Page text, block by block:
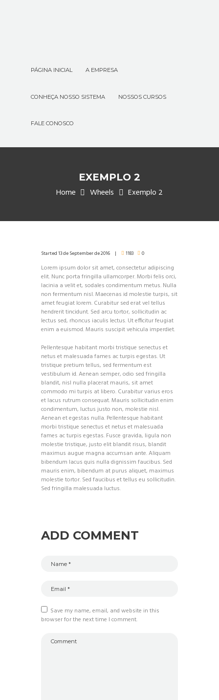
PÁGINA INICIAL A EMPRESA
CONHEÇA NOSSO SISTEMA NOSSOS CURSOS
FALE CONOSCO
EXEMPLO 2
Home Wheels Exemplo 2
Started13 de September de 2016 1183 0
Lorem ipsum dolor sit amet, consectetur adipiscing
elit. Nunc porta fringilla ullamcorper. Morbi felis orci,
lacinia a velit et, sodales condimentum metus. Nulla
non fermentum nisl. Maecenas id molestie turpis, sit
amet feugiat lorem. Curabitur sed erat vel tellus
hendrerit tincidunt. Sed arcu tortor, sollicitudin ac
lectus sed, rhoncus iaculis lectus. Ut efficitur feugiat
enim a euismod. Mauris suscipit vehicula imperdiet.
Pellentesque habitant morbi tristique senectus et
netus et malesuada fames ac turpis egestas. Ut
tristique pretium tellus, sed fermentum est
vestibulum id. Aenean semper, odio sed fringilla
blandit, nisl nulla placerat mauris, sit amet
commodo mi turpis at libero. Curabitur varius eros
et lacus rutrum consequat. Mauris sollicitudin enim
condimentum, luctus justo non, molestie nisl.
Aenean et egestas nulla. Pellentesque habitant
morbi tristique senectus et netus et malesuada
fames ac turpis egestas. Fusce gravida, ligula non
molestie tristique, justo elit blandit risus, blandit
maximus augue magna accumsan ante. Aliquam
bibendum lacus quis nulla dignissim faucibus. Sed
mauris enim, bibendum at purus aliquet, maximus
molestie tortor. Sed faucibus et tellus eu sollicitudin.
Sed fringilla malesuada luctus.
ADD COMMENT
Save my name, email, and website in this
browser for the next time I comment.